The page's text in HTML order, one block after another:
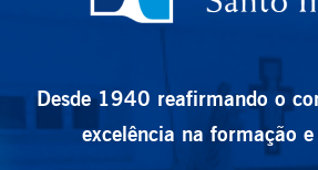
Desde 1940 reafirmando o
excelência na formação